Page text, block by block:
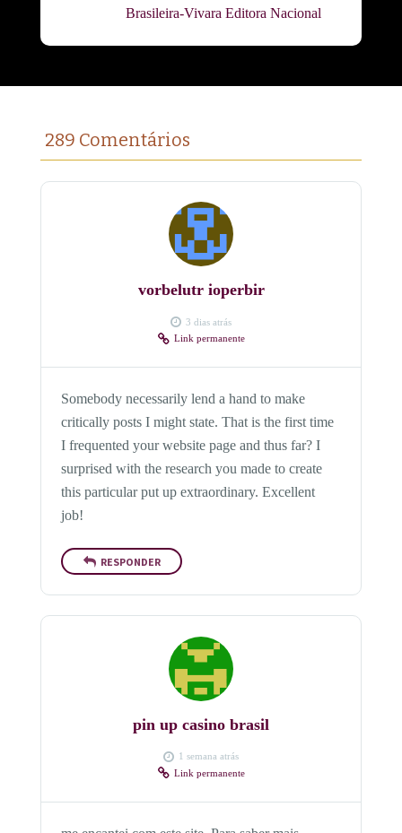
Brasileira-Vivara Editora Nacional
289 Comentários
vorbelutr ioperbir
3 dias atrás
Link permanente
Somebody necessarily lend a hand to make
critically posts I might state. That is the first time
I frequented your website page and thus far? I
surprised with the research you made to create
this particular put up extraordinary. Excellent
job!
RESPONDER
pin up casino brasil
1 semana atrás
Link permanente